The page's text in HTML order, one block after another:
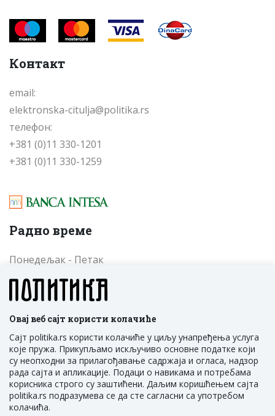
Овај веб сајт користи колачиће
Сајт politika.rs користи колачиће у циљу унапређења услуга
које пружа. Прикупљамо искључиво основне податке који
су неопходни за прилагођавање садржаја и огласа, надзор
рада сајта и апликације. Подаци о навикама и потребама
корисника строго су заштићени. Даљим коришћењем сајта
politika.rs подразумева се да сте сагласни са употребом
колачића.
Контакт
email:
elektronska-citulja@politika.rs
телефон:
+381 (0)11 330-1201
+381 (0)11 330-1259
Радно време
Понедељак - Петак
од 09 до 17 часова
Cубота - Недеља
ПОЛИТИКА НМ Д.О.О. Београд, Трг Политика 1,